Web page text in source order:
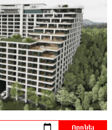
մշակած հավելվածը
App Store-ում շրջանցել է
ոչնչացվել է
անօդաչու թռչող սարք
11-ին, 12-ին, 13-ին, 14-ին,
ին հարյուրավոր